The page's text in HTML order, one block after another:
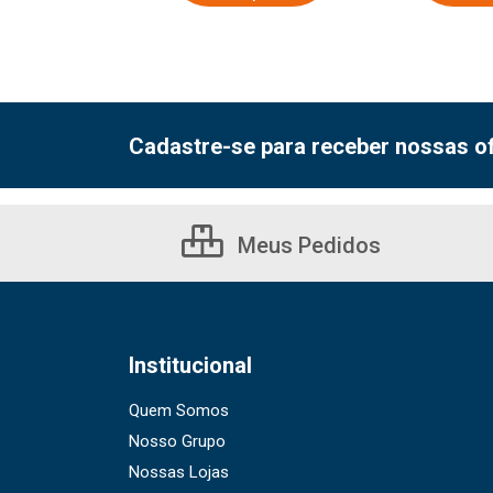
Cadastre-se para receber nossas
Meus Pedidos
Institucional
Quem Somos
Nosso Grupo
Nossas Lojas